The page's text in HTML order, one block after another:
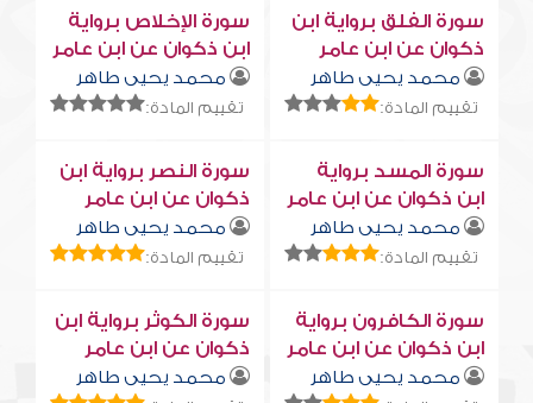
سورة الفلق برواية ابن
ذكوان عن ابن عامر
محمد يحيى طاهر
تقييم المادة:
سورة الإخلاص برواية
ابن ذكوان عن ابن عامر
محمد يحيى طاهر
تقييم المادة:
سورة المسد برواية
ابن ذكوان عن ابن عامر
محمد يحيى طاهر
تقييم المادة:
سورة النصر برواية ابن
ذكوان عن ابن عامر
محمد يحيى طاهر
تقييم المادة:
سورة الكافرون برواية
ابن ذكوان عن ابن عامر
محمد يحيى طاهر
سورة الكوثر برواية ابن
ذكوان عن ابن عامر
محمد يحيى طاهر